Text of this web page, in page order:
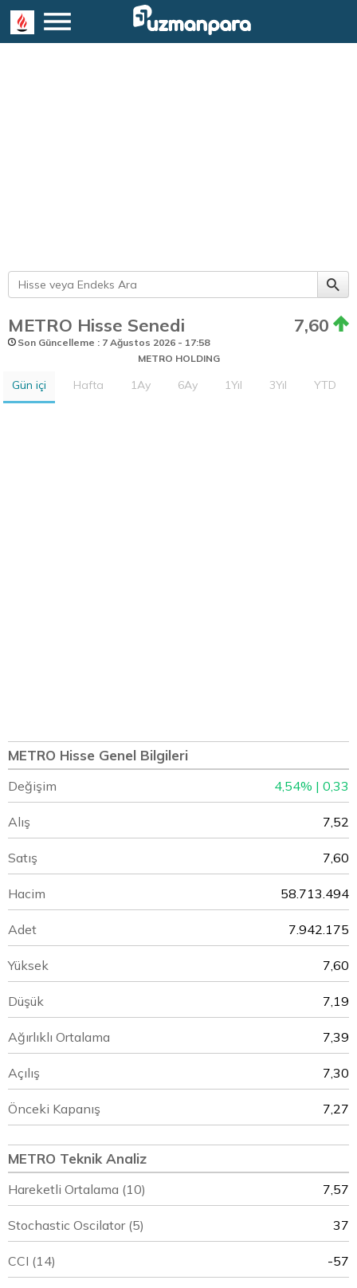
METRO Hisse Senedi 7,60
Son Güncelleme : 7 Ağustos 2026 - 17:58
METRO HOLDING
Gün içi Hafta 1Ay 6Ay 1Yıl 3Yıl YTD
METRO Hisse Genel Bilgileri
Değişim 4,54% | 0,33
Alış 7,52
Satış 7,60
Hacim 58.713.494
Adet 7.942.175
Yüksek 7,60
Düşük 7,19
Ağırlıklı Ortalama 7,39
Açılış 7,30
Önceki Kapanış 7,27
METRO Teknik Analiz
Hareketli Ortalama (10) 7,57
Stochastic Oscilator (5) 37
CCI (14) -57